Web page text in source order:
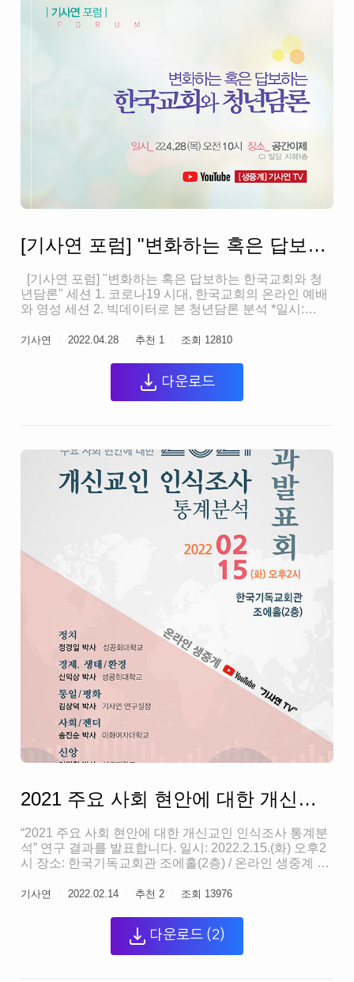
[기사연 포럼] "변화하는 혹은 답보하는 한국교회와 청년담론"
[기사연 포럼] "변화하는 혹은 답보하는 한국교회와 청
년담론" 세션 1. 코로나19 시대, 한국교회의 온라인 예배
와 영성 세션 2. 빅데이터로 본 청년담론 분석 *일시:
"기사연TV"
기사연 ㆍ 2022.04.28 ㆍ 추천 1 ㆍ 조회 12810
다운로드
2021 주요 사회 현안에 대한 개신교인 인식조사 통계분석 자료집
“2021 주요 사회 현안에 대한 개신교인 인식조사 통계분
석” 연구 결과를 발표합니다. 일시: 2022.2.15.(화) 오후2
시 장소: 한국기독교회관 조에홀(2층) / 온라인 생중계 유
정치 정경일 박사 (성공회대학교) 경제, 생태/환경 신익상
실장) 사회/젠더 송진순 박사 (이화여자대학교) 신앙 이민
형 박사 (성결대학교)
기사연 ㆍ 2022.02.14 ㆍ 추천 2 ㆍ 조회 13976
다운로드 (2)